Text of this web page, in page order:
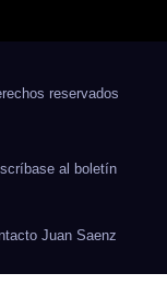
reservados
al boletín
Juan Saenz